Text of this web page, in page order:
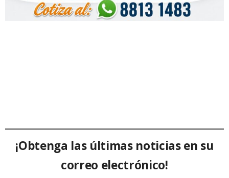
¡Obtenga las últimas noticias en su
correo electrónico!